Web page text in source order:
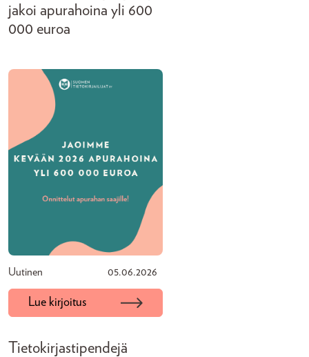
jakoi apurahoina yli 600
000 euroa
Uutinen 05.06.2026
Lue kirjoitus
Tietokirjastipendejä